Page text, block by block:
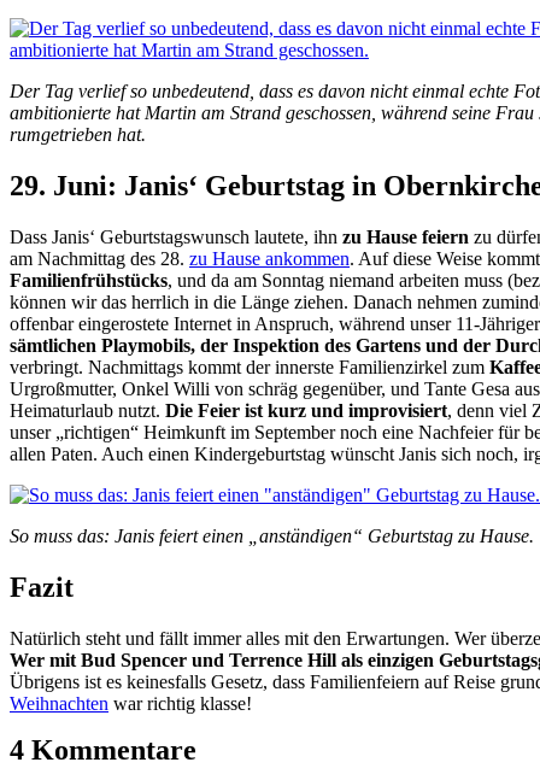
Der Tag verlief so unbedeutend, dass es davon nicht einmal echte
ambitionierte hat Martin am Strand geschossen, während seine
rumgetrieben hat.
29. Juni: Janis‘ Geburtstag in
Dass Janis‘ Geburtstagswunsch lautete, ihn zu Hause feiern zu
am Nachmittag des 28. zu Hause ankommen. Auf diese Weise
Familienfrühstücks, und da am Sonntag niemand arbeiten muss
können wir das herrlich in die Länge ziehen. Danach nehmen
offenbar eingerostete Internet in Anspruch, während unser 11-
sämtlichen Playmobils, der Inspektion des Gartens und der
verbringt. Nachmittags kommt der innerste Familienzirkel zum
Urgroßmutter, Onkel Willi von schräg gegenüber, und Tante Gesa
Heimaturlaub nutzt. Die Feier ist kurz und improvisiert, denn viel
unser „richtigen“ Heimkunft im September noch eine Nachfeier für
allen Paten. Auch einen Kindergeburtstag wünscht Janis sich noch,
So muss das: Janis feiert einen „anständigen“ Geburtstag zu Hause.
Fazit
Natürlich steht und fällt immer alles mit den Erwartungen. Wer
Wer mit Bud Spencer und Terrence Hill als einzigen
Übrigens ist es keinesfalls Gesetz, dass Familienfeiern auf Reise
Weihnachten war richtig klasse!
4 Kommentare